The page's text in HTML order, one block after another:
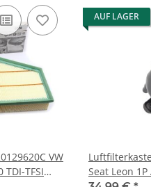
VW
TDI-TFSI
AUF LAGER
Seat Leon